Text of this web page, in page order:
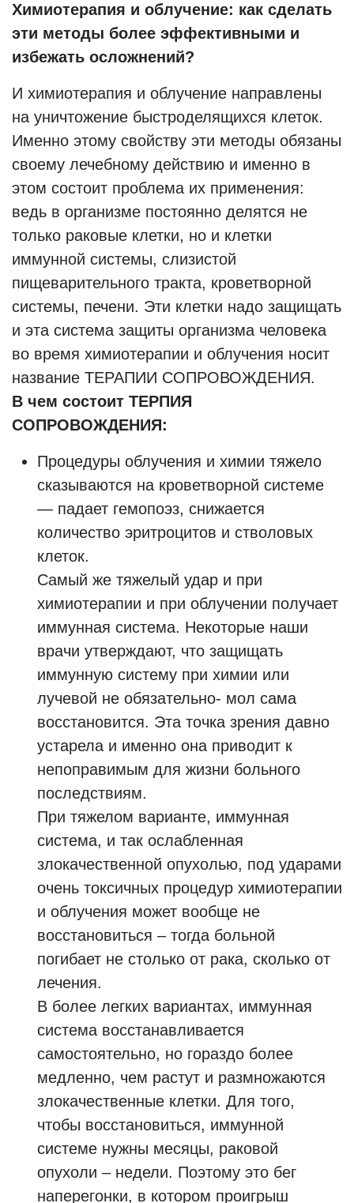
Химиотерапия и облучение: как сделать
эти методы более эффективными и
избежать осложнений?
И химиотерапия и облучение направлены
на уничтожение быстроделящихся клеток.
Именно этому свойству эти методы обязаны
своему лечебному действию и именно в
этом состоит проблема их применения:
ведь в организме постоянно делятся не
только раковые клетки, но и клетки
иммунной системы, слизистой
пищеварительного тракта, кроветворной
системы, печени. Эти клетки надо защищать
и эта система защиты организма человека
во время химиотерапии и облучения носит
название ТЕРАПИИ СОПРОВОЖДЕНИЯ.
В чем состоит ТЕРПИЯ
СОПРОВОЖДЕНИЯ:
Процедуры облучения и химии тяжело
сказываются на кроветворной системе
— падает гемопоэз, снижается
количество эритроцитов и стволовых
клеток.
Самый же тяжелый удар и при
химиотерапии и при облучении получает
иммунная система. Некоторые наши
врачи утверждают, что защищать
иммунную систему при химии или
лучевой не обязательно- мол сама
восстановится. Эта точка зрения давно
устарела и именно она приводит к
непоправимым для жизни больного
последствиям.
При тяжелом варианте, иммунная
система, и так ослабленная
злокачественной опухолью, под ударами
очень токсичных процедур химиотерапии
и облучения может вообще не
восстановиться – тогда больной
погибает не столько от рака, сколько от
лечения.
В более легких вариантах, иммунная
система восстанавливается
самостоятельно, но гораздо более
медленно, чем растут и размножаются
злокачественные клетки. Для того,
чтобы восстановиться, иммунной
системе нужны месяцы, раковой
опухоли – недели. Поэтому это бег
наперегонки, в котором проигрыш